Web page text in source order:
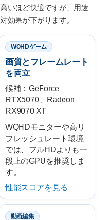
いほど快適ですが、用途
効果が下がります。
WQHDゲーム
画質とフレームレート
を両立
候補：GeForce
RTX5070、Radeon
RX9070 XT
WQHDモニターや高リ
フレッシュレート環境
では、フルHDよりも一
段上のGPUを推奨しま
す。
性能スコアを見る
動画編集